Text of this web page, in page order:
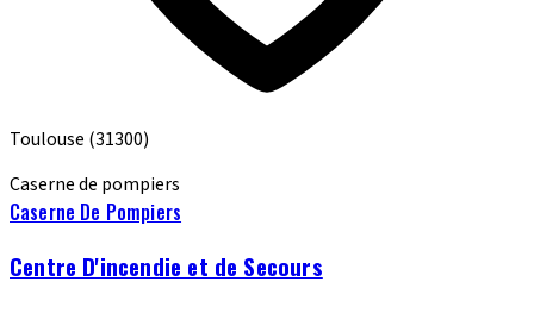
Toulouse (31300)
Caserne de pompiers
Caserne De Pompiers
Centre D'incendie et de Secours